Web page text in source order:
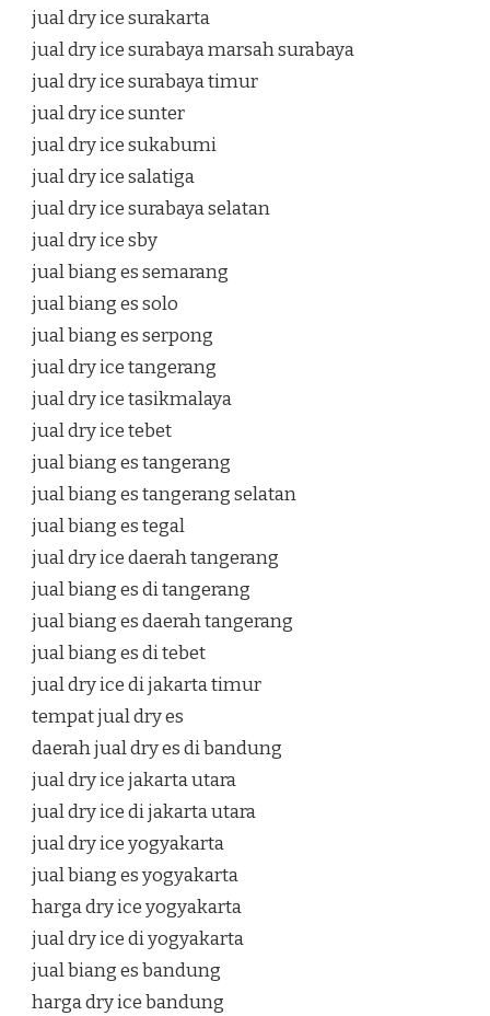
jual dry ice surakarta
jual dry ice surabaya marsah surabaya
jual dry ice surabaya timur
jual dry ice sunter
jual dry ice sukabumi
jual dry ice salatiga
jual dry ice surabaya selatan
jual dry ice sby
jual biang es semarang
jual biang es solo
jual biang es serpong
jual dry ice tangerang
jual dry ice tasikmalaya
jual dry ice tebet
jual biang es tangerang
jual biang es tangerang selatan
jual biang es tegal
jual dry ice daerah tangerang
jual biang es di tangerang
jual biang es daerah tangerang
jual biang es di tebet
jual dry ice di jakarta timur
tempat jual dry es
daerah jual dry es di bandung
jual dry ice jakarta utara
jual dry ice di jakarta utara
jual dry ice yogyakarta
jual biang es yogyakarta
harga dry ice yogyakarta
jual dry ice di yogyakarta
jual biang es bandung
harga dry ice bandung